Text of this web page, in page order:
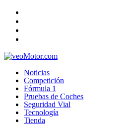
Noticias
Competición
Fórmula 1
Pruebas de Coches
Seguridad Vial
Tecnología
Tienda